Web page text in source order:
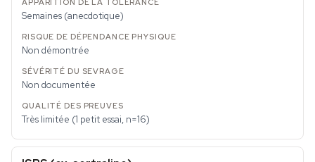
Semaines (anecdotique)
Non démontrée
Non documentée
Très limitée (1 petit essai, n=16)